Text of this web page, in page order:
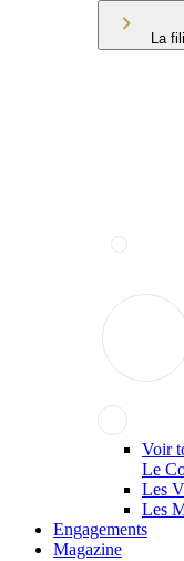
La
Voir
Le
Les
Les
Engagements
Magazine